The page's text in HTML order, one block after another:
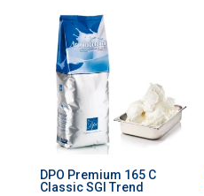
DPO Premium 165 C
Classic SGI Trend